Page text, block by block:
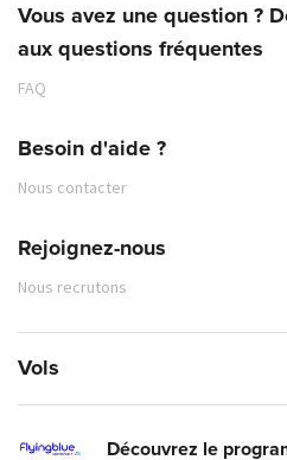
Vous avez une question ?
aux questions fréquentes
FAQ
Besoin d'aide ?
Nous contacter
Rejoignez-nous
Nous recrutons
Vols
Découvrez le